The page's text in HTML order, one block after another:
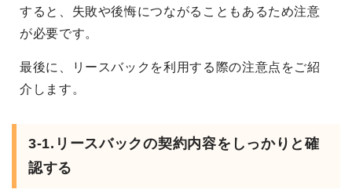
すると、失敗や後悔につながることもあるため注意
が必要です。
最後に、リースバックを利用する際の注意点をご紹
介します。
3-1.リースバックの契約内容をしっかりと確
認する